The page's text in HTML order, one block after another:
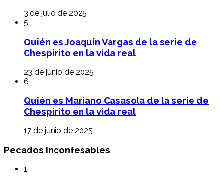
3 de julio de 2025
5
Quién es Joaquín Vargas de la serie de
Chespirito en la vida real
23 de junio de 2025
6
Quién es Mariano Casasola de la serie de
Chespirito en la vida real
17 de junio de 2025
Pecados Inconfesables
1